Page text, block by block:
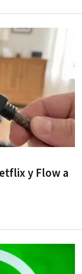
y Flow a